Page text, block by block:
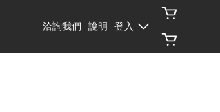
洽詢我們 說明 登入